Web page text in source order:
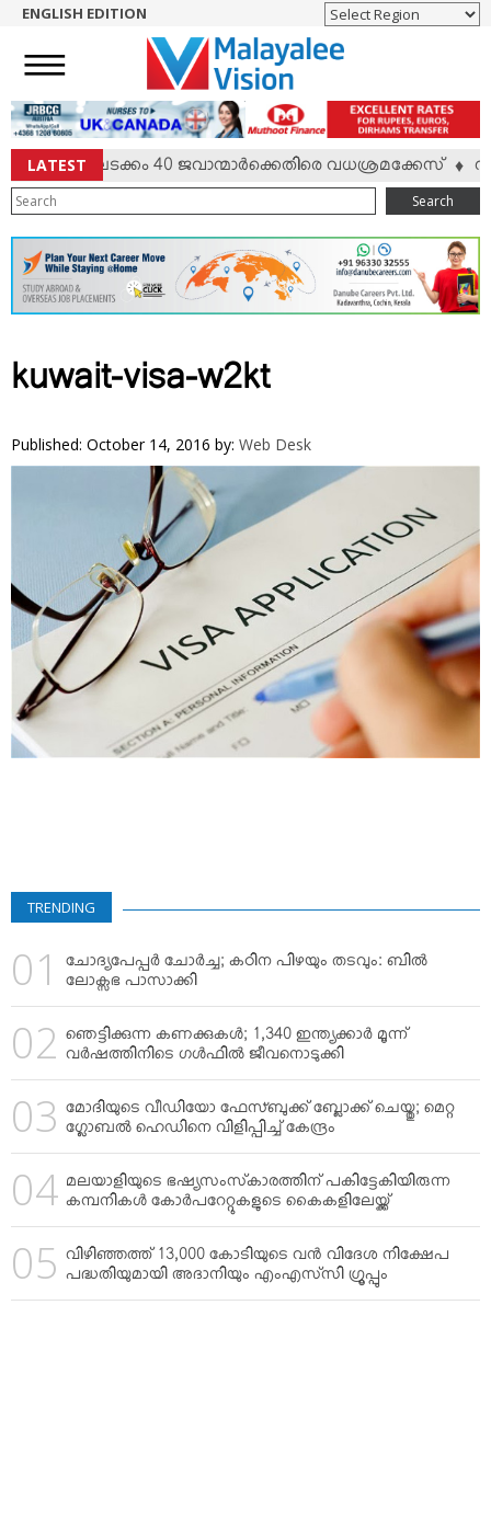
NEWS
ENGLISH
NRI
ENTERTAINMENT
MV SPECIAL
SPORTS
LIFESTYLE
TECH & AUTO
EDITORIAL
KARSHAKAN
TOURS & TRAVEL
GREETINGS
CLASSIFIEDS
OBITUARY
ENGLISH EDITION
LATEST
കേണലടക്കം 40 ജവാന്മാര്‍ക്കെതിരെ വധശ്രമക്കേസ് ♦
Search
kuwait-visa-w2kt
Published: October 14, 2016 by: Web Desk
TRENDING
ചോദ്യപേപ്പര്‍ ചോര്‍ച്ച; കഠിന പിഴയും തടവും: ബില്‍
ലോക്സഭ പാസാക്കി
ഞെട്ടിക്കുന്ന കണക്കുകള്‍; 1,340 ഇന്ത്യക്കാര്‍ മൂന്ന്
വര്‍ഷത്തിനിടെ ഗള്‍ഫില്‍ ജീവനൊടുക്കി
മോദിയുടെ വീഡിയോ ഫേസ്ബുക്ക് ബ്ലോക്ക് ചെയ്തു; മെറ്റ
ഗ്ലോബല്‍ ഹെഡിനെ വിളിപ്പിച്ച് കേന്ദ്രം
മലയാളിയുടെ ഭഷ്യസംസ്‌കാരത്തിന് പകിട്ടേകിയിരുന്ന
കമ്പനികള്‍ കോര്‍പറേറ്റുകളുടെ കൈകളിലേയ്ക്ക്
വിഴിഞ്ഞത്ത് 13,000 കോടിയുടെ വന്‍ വിദേശ നിക്ഷേപ
പദ്ധതിയുമായി അദാനിയും എംഎസ്‌സി ഗ്രൂപ്പും